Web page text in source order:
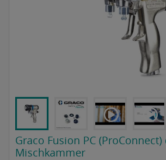
Graco Fusion PC (ProConnect)
Mischkammer